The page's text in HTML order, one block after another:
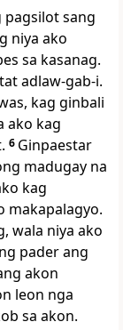
pagsilot sang
niya ako
sa kasanag.
adlaw-gab-i.
kag ginbali
ako kag
6 Ginpaestar
madugay na
kag
makapalagyo.
wala niya ako
pader ang
akon
leon nga
sa akon.